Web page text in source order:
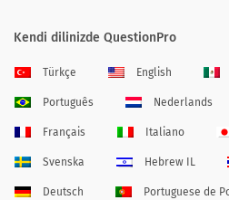
Kendi dilinizde QuestionPro
Türkçe English
Português Nederlands
Français Italiano
Svenska Hebrew IL
Deutsch Portuguese de